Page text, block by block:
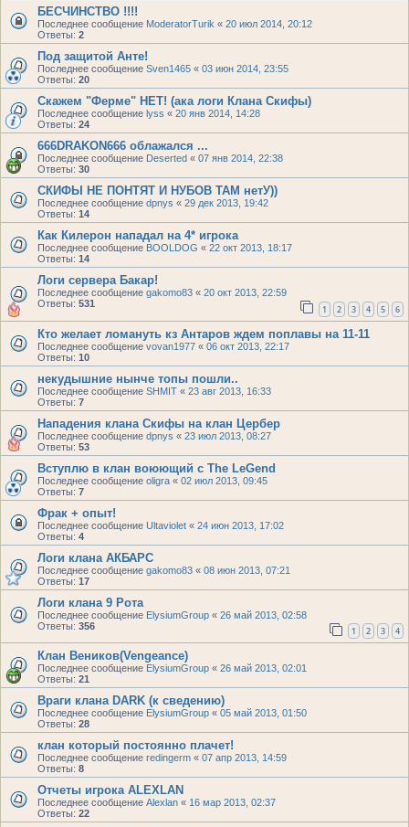
БЕСЧИНСТВО !!!!
Последнее сообщение ModeratorTurik « 20 июл 2014, 20:12
Ответы: 2
Под защитой Анте!
Последнее сообщение Sven1465 « 03 июн 2014, 23:55
Ответы: 20
Скажем "Ферме" НЕТ! (ака логи Клана Скифы)
Последнее сообщение lyss « 20 янв 2014, 14:28
Ответы: 24
666DRAKON666 облажался ...
Последнее сообщение Deserted « 07 янв 2014, 22:38
Ответы: 30
СКИФЫ НЕ ПОНТЯТ И НУБОВ ТАМ нетУ))
Последнее сообщение dpnys « 29 дек 2013, 19:42
Ответы: 14
Как Килерон нападал на 4* игрока
Последнее сообщение BOOLDOG « 22 окт 2013, 18:17
Ответы: 14
Логи сервера Бакар!
Последнее сообщение gakomo83 « 20 окт 2013, 22:59
Ответы: 531 1 2 3 4 5 6
Кто желает ломануть кз Антаров ждем поплавы на 11-11
Последнее сообщение vovan1977 « 06 окт 2013, 22:17
Ответы: 10
некудышние нынче топы пошли..
Последнее сообщение SHMIT « 23 авг 2013, 16:33
Ответы: 7
Нападения клана Скифы на клан Цербер
Последнее сообщение dpnys « 23 июл 2013, 08:27
Ответы: 53
Вступлю в клан воюющий с The LeGend
Последнее сообщение oligra « 02 июл 2013, 09:45
Ответы: 7
Фрак + опыт!
Последнее сообщение Ultaviolet « 24 июн 2013, 17:02
Ответы: 4
Логи клана АКБАРС
Последнее сообщение gakomo83 « 08 июн 2013, 07:21
Ответы: 17
Логи клана 9 Рота
Последнее сообщение ElysiumGroup « 26 май 2013, 02:58
Ответы: 356 1 2 3 4
Клан Веников(Vengeance)
Последнее сообщение ElysiumGroup « 26 май 2013, 02:01
Ответы: 21
Враги клана DARK (к сведению)
Последнее сообщение ElysiumGroup « 05 май 2013, 01:50
Ответы: 28
клан который постоянно плачет!
Последнее сообщение redingerm « 07 апр 2013, 14:59
Ответы: 8
Отчеты игрока ALEXLAN
Последнее сообщение Alexlan « 16 мар 2013, 02:37
Ответы: 22